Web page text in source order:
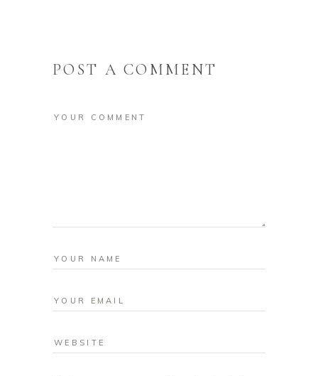
POST A COMMENT